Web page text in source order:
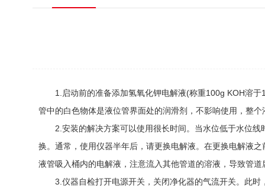
1.启动前的准备添加氢氧化钾电解液(称重100g KOH溶于
管中的白色物体是液位管界面处的润滑剂，不影响使用，整
2.安装的解决方案可以使用很长时间。当水位低于水位线
换。通常，使用仪器半年后，请更换电解液。在更换电解液
液管吸入桶内的电解液，注意流入其他管道的溶液，导致管道
3.仪器自检打开电源开关，关闭净化器的气流开关。此时